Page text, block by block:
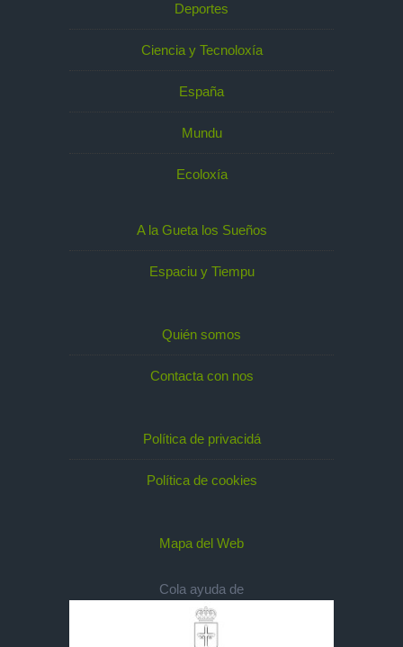
Deportes
Ciencia y Tecnoloxía
España
Mundu
Ecoloxía
A la Gueta los Sueños
Espaciu y Tiempu
Quién somos
Contacta con nos
Política de privacidá
Política de cookies
Mapa del Web
Cola ayuda de